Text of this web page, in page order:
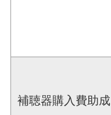
補聴器購入費助成